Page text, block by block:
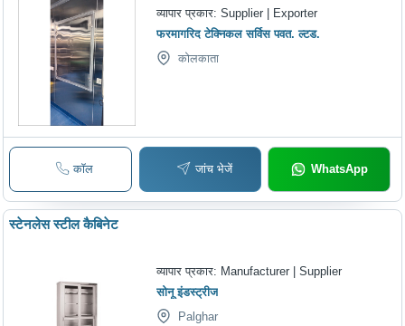
व्यापार प्रकार:Supplier | Exporter
फरमागरिद टेक्निकल सर्विस पवत. ल्टड.
कोलकाता
कॉल जांच भेजें WhatsApp
स्टेनलेस स्टील कैबिनेट
व्यापार प्रकार: Manufacturer | Supplier
सोनू इंडस्ट्रीज
Palghar